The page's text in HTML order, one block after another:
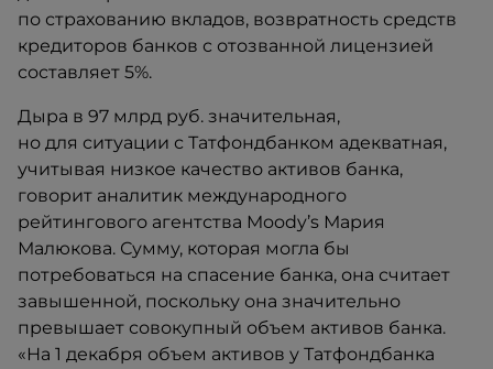
по страхованию вкладов, возвратность средств
кредиторов банков с отозванной лицензией
составляет 5%.
Дыра в 97 млрд руб. значительная,
но для ситуации с Татфондбанком адекватная,
учитывая низкое качество активов банка,
говорит аналитик международного
рейтингового агентства Moody’s Мария
Малюкова. Сумму, которая могла бы
потребоваться на спасение банка, она считает
завышенной, поскольку она значительно
превышает совокупный объем активов банка.
«На 1 декабря объем активов у Татфондбанка